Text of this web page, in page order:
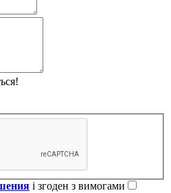
і згоден з вимогами